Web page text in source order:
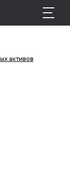
активов